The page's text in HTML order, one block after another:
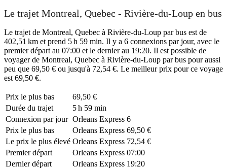
Le trajet Montreal, Quebec - Rivière-du-Loup en bus
Le trajet de Montreal, Quebec à Rivière-du-Loup par bus est de
402,51 km et prend 5 h 59 min. Il y a 6 connexions par jour, avec le
premier départ au 07:00 et le dernier au 19:20. Il est possible de
voyager de Montreal, Quebec à Rivière-du-Loup par bus pour aussi
peu que 69,50 € ou jusqu'à 72,54 €. Le meilleur prix pour ce voyage
est 69,50 €.
Prix ​​le plus bas
69,50 €
Durée du trajet
5 h 59 min
Connexion par jour Orleans Express 6
Prix ​​le plus bas
Orleans Express 69,50 €
Le prix le plus élevé Orleans Express 72,54 €
Premier départ
Orleans Express 07:00
Dernier départ
Orleans Express 19:20